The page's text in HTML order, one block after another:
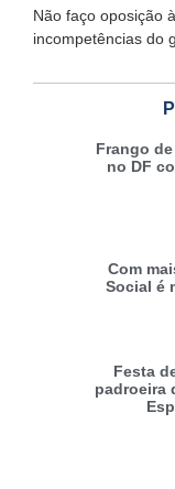
Não faço oposição
incompetências do
Frango
no DF
Com
Social é
Festa
padroeira